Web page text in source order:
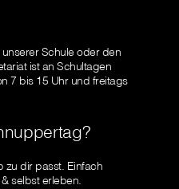
Schule oder den
ist an Schultagen
7 bis 15 Uhr und freitags
zu dir passt. Einfach
selbst erleben.